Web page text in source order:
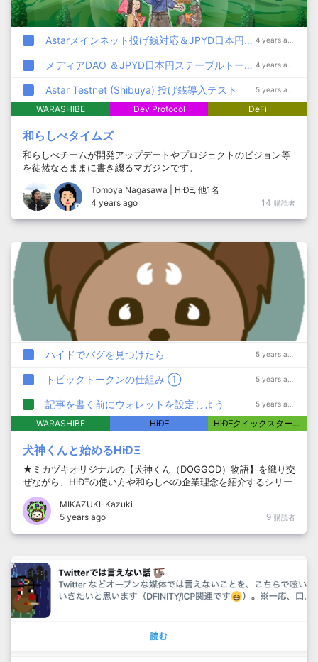
Astarメインネット投げ銭対応＆JPYD日本円ステーブルコイン発行
メディアDAO ＆JPYD日本円ステーブルトークン on Astar Network
Astar Testnet (Shibuya) 投げ銭導入テスト
WARASHIBE Dev Protocol DeFi
和らしべタイムズ
和らしべチームが開発アップデートやプロジェクトのビジョン等
を徒然なるままに書き綴るマガジンです。
Tomoya Nagasawa | HiÐΞ, 他1名
4 years ago
14 購読者
ハイドでバグを見つけたら
トピックトークンの仕組み ①
記事を書く前にウォレットを設定しよう
WARASHIBE HiÐΞ HiÐΞクイックスタート
犬神くんと始めるHiÐΞ
★ミカヅキオリジナルの【犬神くん（DOGGOD）物語】を織り交
ぜながら、HiÐΞの使い方や和らしべの企業理念を紹介するシリー
ズです。 ★自分の書きたいものから書いているため、今のところ
内容的に順序良く並んでいません。 2021.9.26更新
MIKAZUKI-Kazuki
5 years ago
9 購読者